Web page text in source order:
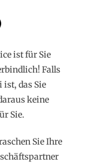
ist für Sie
Falls
ist, das Sie
keine
Sie.
Sie Ihre